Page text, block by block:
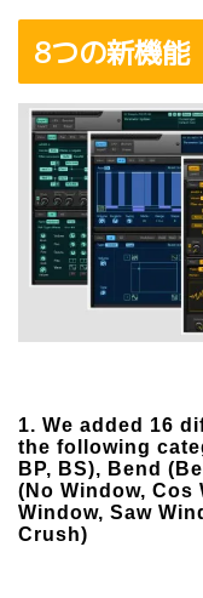
8つの新機能
1. We added 16
the following
BP, BS), Bend
(No Window, Cos
Window, Saw
Crush)